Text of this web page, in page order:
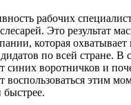
рабочих
Это результат
которая
по всей стране. В
синих воротничков и
воспользоваться этим
быстрее.